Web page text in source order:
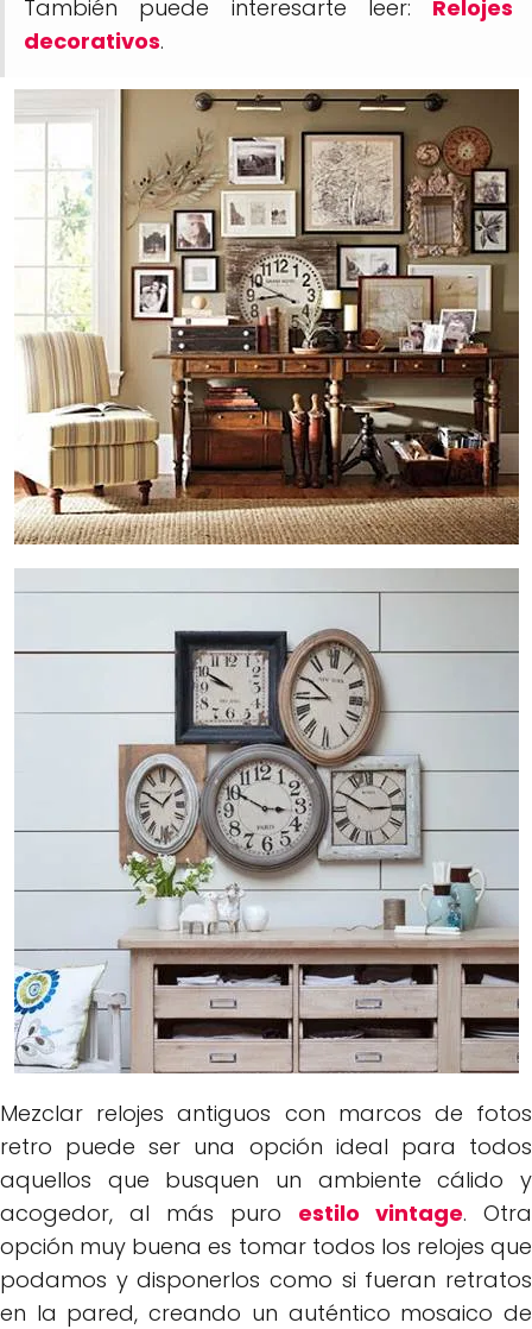
También puede interesarte leer: Relojes
decorativos.
Mezclar relojes antiguos con marcos de fotos
retro puede ser una opción ideal para todos
aquellos que busquen un ambiente cálido y
acogedor, al más puro estilo vintage. Otra
opción muy buena es tomar todos los relojes que
podamos y disponerlos como si fueran retratos
en la pared, creando un auténtico mosaico de